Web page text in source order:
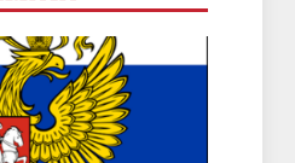
6 Αυγούστου